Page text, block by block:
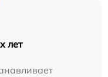
лет